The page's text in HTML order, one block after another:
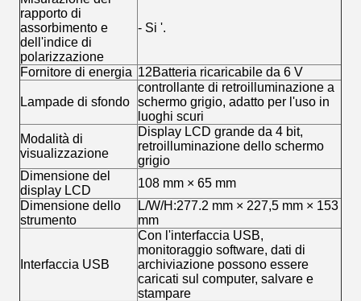
rapporto di
assorbimento e
dell'indice di
polarizzazione
- Si '.
Fornitore di energia 12Batteria ricaricabile da 6 V
Lampade di sfondo
controllante di retroilluminazione a
schermo grigio, adatto per l'uso in
luoghi scuri
Modalità di
visualizzazione
Display LCD grande da 4 bit,
retroilluminazione dello schermo
grigio
Dimensione del
display LCD
108 mm × 65 mm
Dimensione dello
strumento
L/W/H:277.2 mm × 227,5 mm × 153
mm
Interfaccia USB
Con l'interfaccia USB,
monitoraggio software, dati di
archiviazione possono essere
caricati sul computer, salvare e
stampare